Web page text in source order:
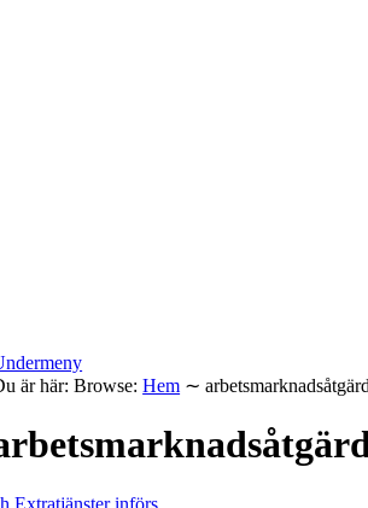
är här: Browse: Hem ∼